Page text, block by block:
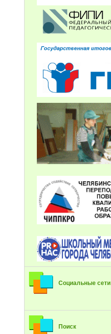
Социальные сети
Поиск